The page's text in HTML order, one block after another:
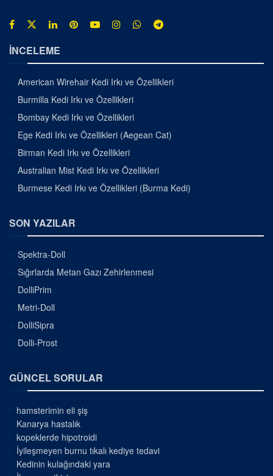
İNCELEME
American Wirehair Kedi Irkı ve Özellikleri
Burmilla Kedi Irkı ve Özellikleri
Bombay Kedi Irkı ve Özellikleri
Ege Kedi Irkı ve Özellikleri (Aegean Cat)
Birman Kedi Irkı ve Özellikleri
Australian Mist Kedi Irkı ve Özellikleri
Burmese Kedi Irkı ve Özellikleri (Burma Kedi)
SON YAZILAR
Spektra-Doll
Sığırlarda Metan Gazı Zehirlenmesi
DolliPrim
Metri-Doll
DolliSipra
Dolli-Prost
GÜNCEL SORULAR
hamsterimin eli şiş
Kanarya hastalık
kopeklerde hipotroidi
İyileşmeyen burnu tıkalı kediye tedavi
Kedinin kulağındaki yara